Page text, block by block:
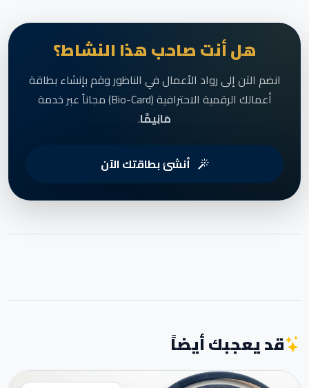
هل أنت صاحب هذا النشاط؟
انضم الآن إلى رواد الأعمال في الناظور وقم بإنشاء بطاقة
أعمالك الرقمية الاحترافية (Bio-Card) مجاناً عبر خدمة
مَانِيمَّا.
أنشئ بطاقتك الآن
قد يعجبك أيضاً